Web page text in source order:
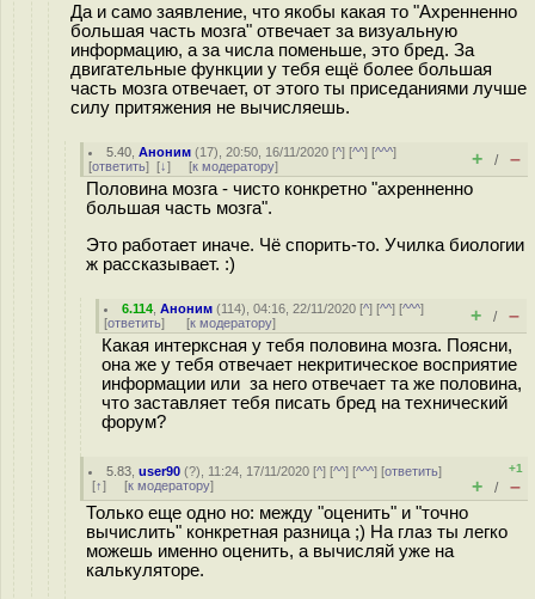
Да и само заявление, что якобы какая то "Ахренненно
большая часть мозга" отвечает за визуальную
информацию, а за числа поменьше, это бред. За
двигательные функции у тебя ещё более большая
часть мозга отвечает, от этого ты приседаниями лучше
силу притяжения не вычисляешь.
5.40 ,Аноним (17), 20:50, 16/11/2020 [^] [^^] [^^^]
[ответить] [↓] [к модератору] + / –
Половина мозга - чисто конкретно "ахренненно
большая часть мозга".
Это работает иначе. Чё спорить-то. Училка биологии
ж рассказывает. :)
6.114 ,Аноним (114), 04:16, 22/11/2020 [^] [^^] [^^^]
[ответить] [к модератору] + / –
Какая интерксная у тебя половина мозга. Поясни,
она же у тебя отвечает некритическое восприятие
информации или за него отвечает та же половина,
что заставляет тебя писать бред на технический
форум?
5.83 ,user90 (?), 11:24, 17/11/2020 [^] [^^] [^^^] [ответить]
[↑] [к модератору]
+1
+ / –
Только еще одно но: между "оценить" и "точно
вычислить" конкретная разница ;) На глаз ты легко
можешь именно оценить, а вычисляй уже на
калькуляторе.